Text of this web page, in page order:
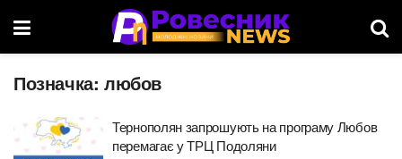
Позначка: любов
Тернополян запрошують на програму Любов
перемагає у ТРЦ Подоляни